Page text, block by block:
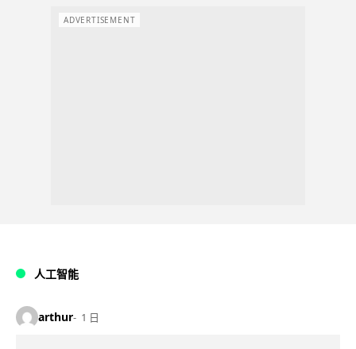
ADVERTISEMENT
人工智能
arthur 1 日